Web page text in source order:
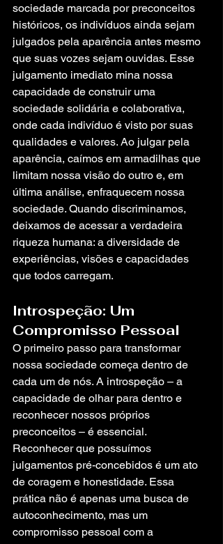
sociedade marcada por preconceitos
históricos, os indivíduos ainda sejam
julgados pela aparência antes mesmo
que suas vozes sejam ouvidas. Esse
julgamento imediato mina nossa
capacidade de construir uma
sociedade solidária e colaborativa,
onde cada indivíduo é visto por suas
qualidades e valores. Ao julgar pela
aparência, caímos em armadilhas que
limitam nossa visão do outro e, em
última análise, enfraquecem nossa
sociedade. Quando discriminamos,
deixamos de acessar a verdadeira
riqueza humana: a diversidade de
experiências, visões e capacidades
que todos carregam.
Introspeção: Um
Compromisso Pessoal
O primeiro passo para transformar
nossa sociedade começa dentro de
cada um de nós. A introspeção – a
capacidade de olhar para dentro e
reconhecer nossos próprios
preconceitos – é essencial.
Reconhecer que possuímos
julgamentos pré-concebidos é um ato
de coragem e honestidade. Essa
prática não é apenas uma busca de
autoconhecimento, mas um
compromisso pessoal com a